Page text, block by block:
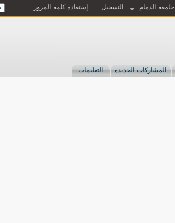
جامعة الدمام التسجيل إستعادة كلمة المرور
المشاركات الجديدة التعليمات